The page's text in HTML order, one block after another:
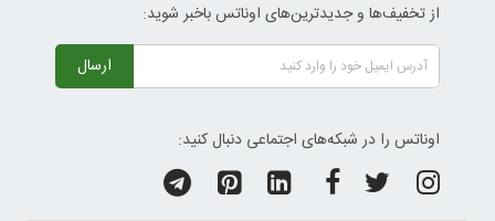
از تخفیف‌ها و جدیدترین‌های اوناتس باخبر شوید:
ارسال
اوناتس را در شبکه‌های اجتماعی دنبال کنید: